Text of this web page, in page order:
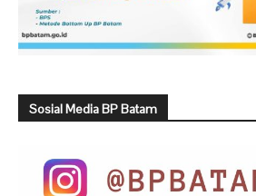
Sosial Media BP Batam